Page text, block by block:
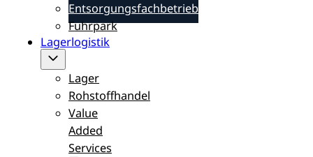
Entsorgungsfachbetrieb
Fuhrpark
Lagerlogistik
Lager
Rohstoffhandel
Value
Added
Services